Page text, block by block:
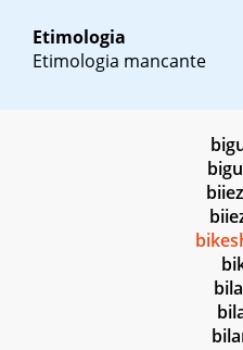
Etimologia
Etimologia mancante